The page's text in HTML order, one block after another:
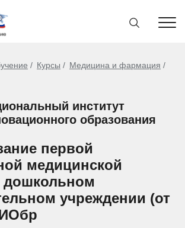
Курсы
Медицина и фармация
институт
образования
первой
медицинской
учреждении (от